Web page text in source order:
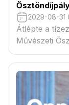
2029-08-31
Átlépte a
Művészeti
tartaléklistás